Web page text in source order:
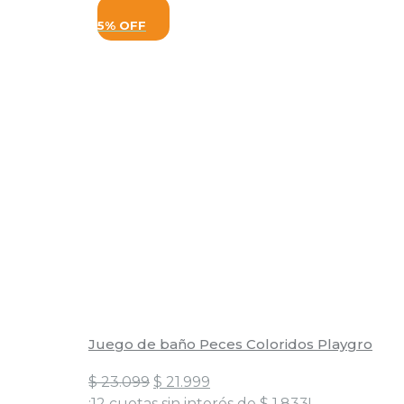
5% OFF
Juego de baño Peces Coloridos Playgro
$23.099 El
$ 21.999